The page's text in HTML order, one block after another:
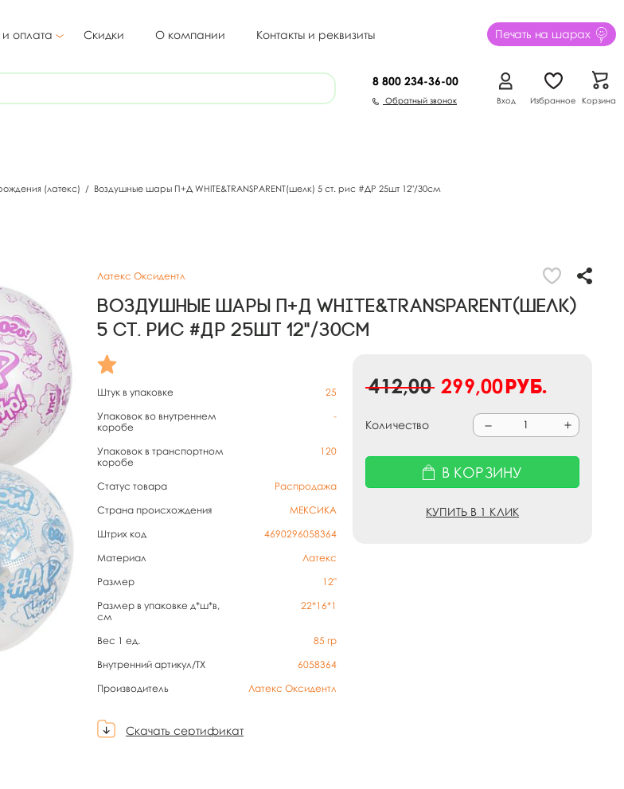
оплата Скидки О компании Контакты и реквизиты Печать на шарах
8 800 234-36-00
Обратный звонок Вход Избранное Корзина
(латекс) / Воздушные шары П+Д WHITE&TRANSPARENT(шелк) 5 ст. рис #ДР 25шт 12"/30см
Латекс Оксидентл
Воздушные шары П+Д WHITE&TRANSPARENT(шелк)
5 ст. рис #ДР 25шт 12"/30см
Штук в упаковке
25
Упаковок во внутреннем
коробе
-
Упаковок в транспортном
коробе
120
Статус товара
Распродажа
Страна происхождения
МЕКСИКА
Штрих код
4690296058364
Материал
Латекс
Размер
12"
Размер в упаковке д*ш*в,
см
22*16*1
Вес 1 ед. 85 гр
Внутренний артикул/TX
6058364
Производитель
Латекс Оксидентл
Скачать сертификат
412,00 299,00руб.
Количество
В КОРЗИНУ
КУПИТЬ В 1 КЛИК